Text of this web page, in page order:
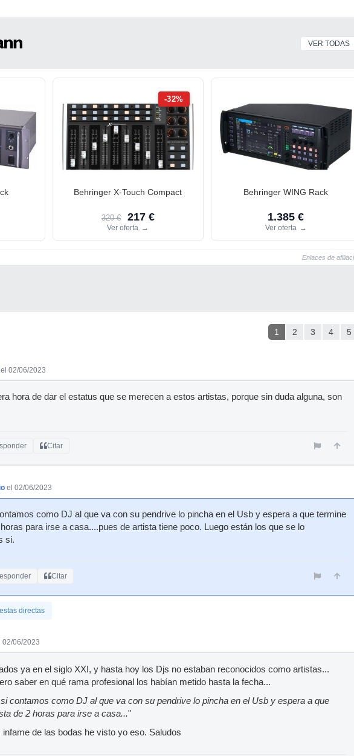
VER TODAS
-32%
Behringer X-Touch Compact
320 € 217 €
Ver oferta →
Behringer WING Rack
1.385 €
Ver oferta →
Enlaces de
1 2 3 4 5
el 02/06/2023
hora de dar el estatus que se merecen a estos artistas, porque sin duda alguna, son
Citar
el 02/06/2023
como DJ al que va con su pendrive lo pincha en el Usb y espera a que termine
para irse a casa....pues de artista tiene poco. Luego están los que se lo
si.
Citar
directas
02/06/2023
ya en el siglo XXI, y hasta hoy los Djs no estaban reconocidos como artistas...
saber en qué rama profesional los habían metido hasta la fecha...
contamos como DJ al que va con su pendrive lo pincha en el Usb y espera a que
de 2 horas para irse a casa..."
infame de las bodas he visto yo eso. Saludos